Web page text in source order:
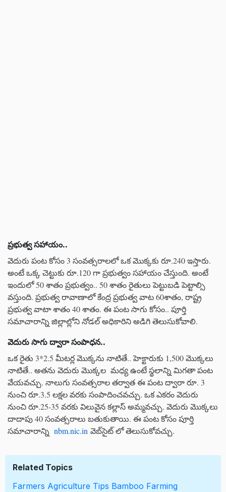
ప్రభుత్వ సహాయం..
వెదురు పంట కోసం 3 సంవత్సరాలలో ఒక మొక్కకు రూ.240 ఇస్తారు.
అంటే ఒక్క చెట్టుకు రూ.120 గా ప్రభుత్వం సహాయం చేస్తుంది. అంటే
ఇందులో 50 శాతం ప్రభుత్వం.. 50 శాతం రైతులు పెట్టుబడి పెట్టాల్సి
వస్తుంది. ప్రభుత్వ రావాణాలో కేంద్ర ప్రభుత్వ వాట 60శాతం, రాష్ట్ర
ప్రభుత్వ వాటా శాతం 40 శాతం. ఈ పంట సాగు కోసం.. పూర్తి
సమాచారాన్ని జిల్లాల్లోని నోడల్ అధికారిని అడిగి తెలుసుకోవాలి.
వెదురు సాగు ద్వారా సంపాధన..
ఒక రైతు 3*2.5 మీటర్ల మొక్కను నాటితే.. హెక్టారుకు 1,500 మొక్కలు
నాటితే.. అతను వెదురు మొక్కల మధ్య ఉంటే స్థలాన్ని మిగతా పంట
వేయవచ్చు. నాలుగు సంవత్సరాల తర్వాత ఈ పంట ద్వారా రూ. 3
నుంచి రూ.3.5 లక్షల వరకు సంపాదించవచ్చు. ఒక ఎకరం వెదురు
నుంచి రూ.25-35 వరకు విలువైన కల్లాస్ అమ్మవచ్చు. వెదురు మొక్కలు
దాదాపు 40 సంవత్సరాలు బతుకుతాయి. ఈ పంట కోసం పూర్తి
సమాచారాన్ని nbm.nic.in వెబ్‌సైట్ లో తెలుసుకోవచ్చు.
Related Topics
Farmers Agriculture Tips Bamboo Farming